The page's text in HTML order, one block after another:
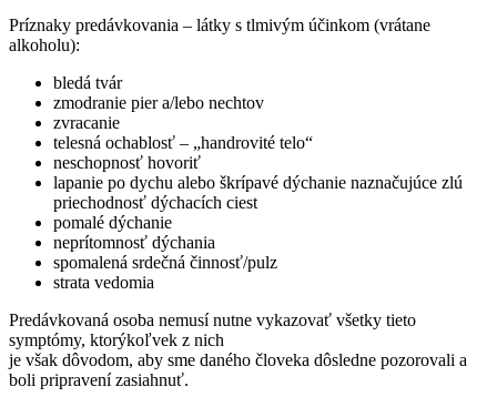
Príznaky predávkovania – látky s tlmivým účinkom (vrátane
alkoholu):
bledá tvár
zmodranie pier a/lebo nechtov
zvracanie
telesná ochablosť – „handrovité telo“
neschopnosť hovoriť
lapanie po dychu alebo škrípavé dýchanie naznačujúce zlú
priechodnosť dýchacích ciest
pomalé dýchanie
neprítomnosť dýchania
spomalená srdečná činnosť/pulz
strata vedomia
Predávkovaná osoba nemusí nutne vykazovať všetky tieto
symptómy, ktorýkoľvek z nich
je však dôvodom, aby sme daného človeka dôsledne pozorovali a
boli pripravení zasiahnuť.